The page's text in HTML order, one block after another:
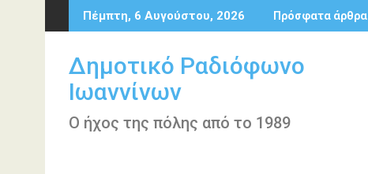
Περάστε
στο
Πέμπτη, 6 Αυγούστου, 2026 Πρόσφατα άρθρα
Δημοτικό Ραδιόφωνο
Ιωαννίνων
Ο ήχος της πόλης από το 1989